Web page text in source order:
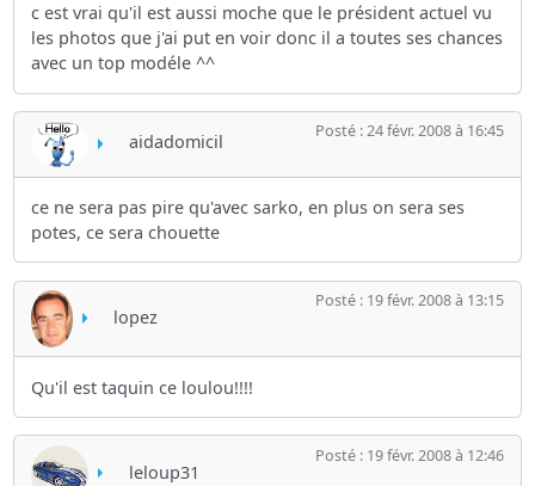
c est vrai qu'il est aussi moche que le président actuel vu
les photos que j'ai put en voir donc il a toutes ses chances
avec un top modéle ^^
aidadomicil Posté : 24 févr. 2008 à 16:45
ce ne sera pas pire qu'avec sarko, en plus on sera ses
potes, ce sera chouette
lopez
Posté : 19 févr. 2008 à 13:15
Qu'il est taquin ce loulou!!!!
leloup31
Posté : 19 févr. 2008 à 12:46